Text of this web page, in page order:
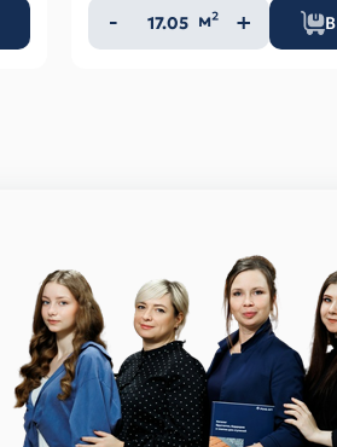
Количество
товара
м²